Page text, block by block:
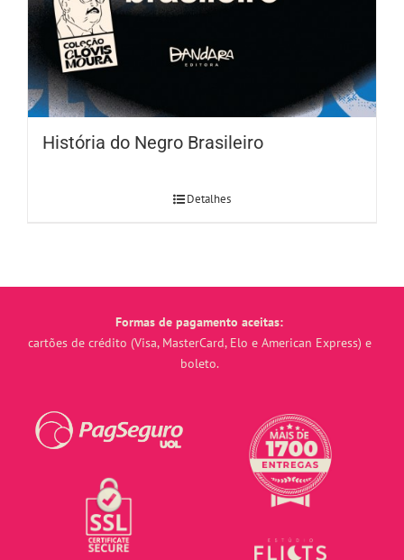
História do Negro Brasileiro
Detalhes
Formas de pagamento aceitas:
cartões de crédito (Visa, MasterCard, Elo e American Express) e
boleto.